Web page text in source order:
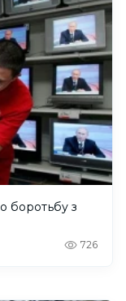
боротьбу з
726